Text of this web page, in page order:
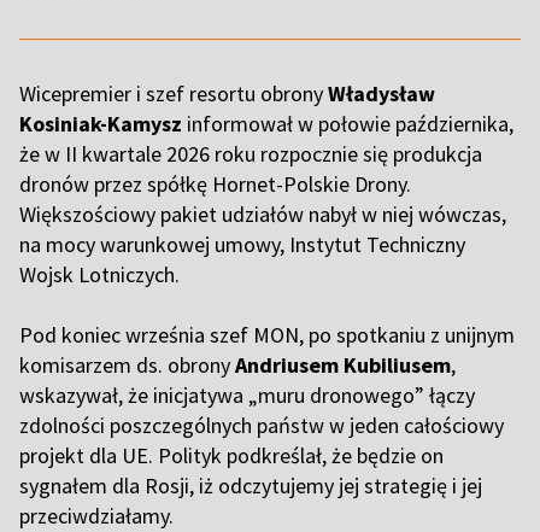
Wicepremier i szef resortu obronyWładysław
Kosiniak-Kamysz informował w połowie października,
że w II kwartale 2026 roku rozpocznie się produkcja
dronów przez spółkę Hornet-Polskie Drony.
Większościowy pakiet udziałów nabył w niej wówczas,
na mocy warunkowej umowy, Instytut Techniczny
Wojsk Lotniczych.
Pod koniec września szef MON, po spotkaniu z unijnym
komisarzem ds. obronyAndriusem Kubiliusem,
wskazywał, że inicjatywa „muru dronowego” łączy
zdolności poszczególnych państw w jeden całościowy
projekt dla UE. Polityk podkreślał, że będzie on
sygnałem dla Rosji, iż odczytujemy jej strategię i jej
przeciwdziałamy.